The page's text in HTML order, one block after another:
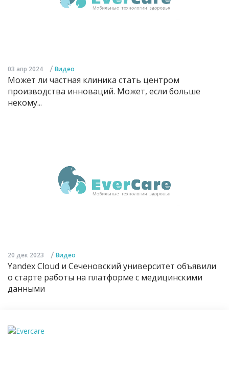
03 апр 2024 / Видео
Может ли частная клиника стать центром
производства инноваций. Может, если больше
некому...
20 дек 2023 / Видео
Yandex Cloud и Сеченовский университет объявили
о старте работы на платформе с медицинскими
данными